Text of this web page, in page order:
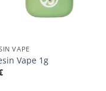
VAPE
Vape 1g